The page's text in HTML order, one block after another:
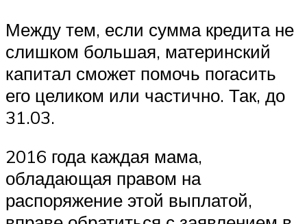
Между тем, если сумма кредита не
слишком большая, материнский
капитал сможет помочь погасить
его целиком или частично. Так, до
31.03.
2016 года каждая мама,
обладающая правом на
распоряжение этой выплатой,